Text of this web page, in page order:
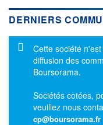
DERNIERS
Message
Cette société
diffusion des
Boursorama.
Sociétés cotées,
veuillez nous
cp@boursorama.fr